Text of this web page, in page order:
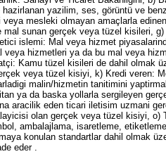
yazilim, ses, görüntü ve
mesleki olmayan amaçlarla
sunan gerçek veya tüzel kisileri,
islemi: Mal veya hizmet
hizmetleri ya da bu mal veya
Kamu tüzel kisileri de dahil olmak
veya tüzel kisiyi, k) Kredi veren:
malin/hizmetin tanitimini
ya da baska yollarla sergileyen
aracilik eden ticari iletisim uzmani
olan gerçek veya tüzel kisiyi,
ambalajlama, isaretleme,
konulan standartlar dahil olmak
eder .